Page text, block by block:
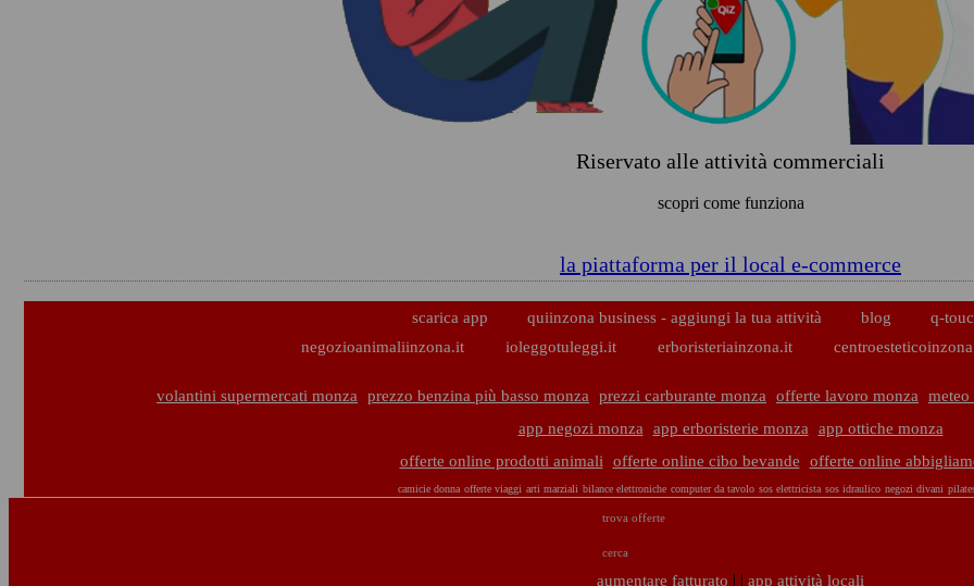
Riservato alle attività commerciali
scopri come funziona
la piattaforma per il local e-commerce
scarica app quiinzona business - aggiungi la tua attività blog
q-
negozioanimaliinzona.it
ioleggotuleggi.it erboristeriainzona.it
volantini supermercati monza prezzo benzina più basso monza prezzi carburante monza offerte lavoro monza meteo
app negozi monza
app erboristerie monza
app ottiche monza
offerte online prodotti animali
offerte online cibo bevande offerte online
camicie donna offerte viaggi arti marziali bilance elettroniche computer da tavolo sos elettricista sos idraulico negozi divani
trova offerte
cerca
aumentare fatturato | | app attività locali